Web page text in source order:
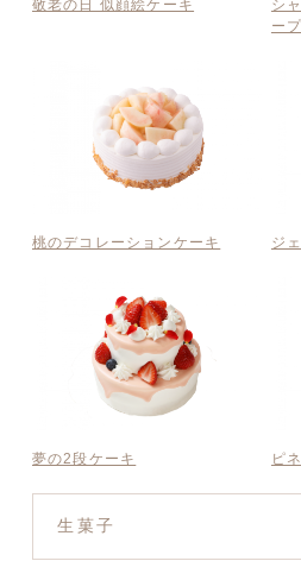
敬老の日 似顔絵ケーキ
シ
ー
桃のデコレーションケーキ ジ
夢の2段ケーキ ピ
生菓子